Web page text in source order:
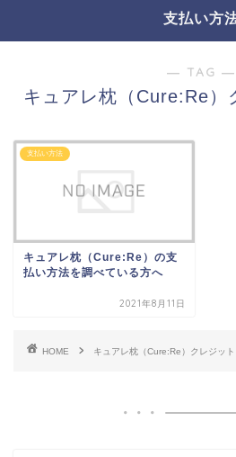
支払い方
― TAG ―
キュアレ枕（Cure:Re）
支払い方法
キュアレ枕（Cure:Re）の支
払い方法を調べている方へ
2021年8月11日
HOME キュアレ枕（Cure:Re）クレジッ